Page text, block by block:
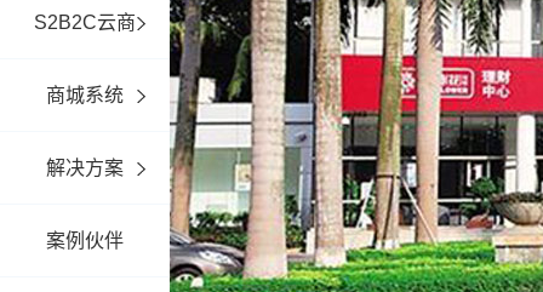
S2B2C云商
商城系统
解决方案
案例伙伴